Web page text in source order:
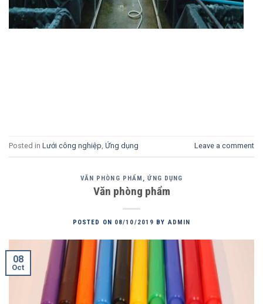
Posted in Lưới công nghiệp, Ứng dụng Leave a comment
VĂN PHÒNG PHẨM ,ỨNG DỤNG
Văn phòng phẩm
POSTED ON 08/10/2019 BY ADMIN
08
Oct